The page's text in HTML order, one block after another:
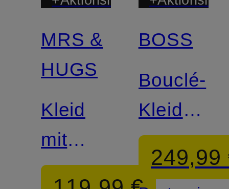
MRS &
HUGS
Kleid
mit
Volants
BOSS
Bouclé-
Kleid
DATARNI
249,99